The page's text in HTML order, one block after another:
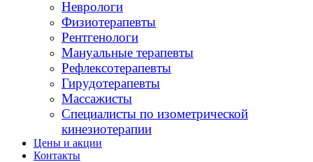
Неврологи
Физиотерапевты
Рентгенологи
Мануальные терапевты
Рефлексотерапевты
Гирудотерапевты
Массажисты
Специалисты по изометрической
кинезиотерапии
Цены и акции
Контакты